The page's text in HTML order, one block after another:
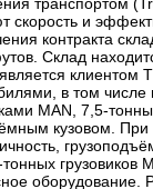
скорость и
контракта
Склад
клиентом
в том числе
MAN, 7,5-
кузовом. При
грузовиков
оборудование.